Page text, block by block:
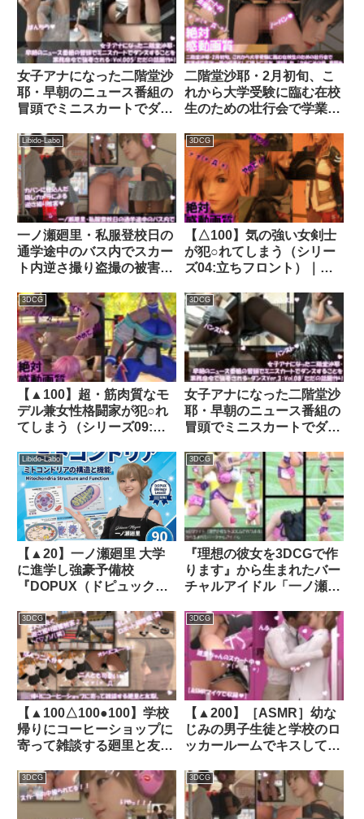
Libido-Labo
女子アナになった二階堂沙
耶・早朝のニュース番組の
冒頭でミニスカートでダン
要される:Vol.005『ただの
話題作りとのことで電源
OFF（のはず）のカメラが
4台、ローアングルから彼
女のスカート内を覗き込む
ように設置されてい
る:PV05_ヒョウ柄フルバ
ックパンティで扇風機風チ
ラ』｜d_684098
二階堂沙耶・2月初旬、こ
れから大学受験に臨む在校
生のための壮行会で学業成
上に立ち、演説した（演説
後に書類を落として拾って
いたところをドスケベ放送
部の暗躍によりスカート内
逆さ撮り盗撮の被害に遭
う:PV10・のーぱんパンテ
ィ履いてない編）｜
d_274722│ Libido-Labo
Libido-Labo
一ノ瀬廻里・私服登校日の
通学途中のバス内でスカー
ト内逆さ撮り盗撮の被害に
バックパンティ）｜
d_733587
3DCG
【△100】気の強い女剣士
が犯○れてしまう（シリー
ズ04:立ちフロント）｜
3DCG
【▲100】超・筋肉質なモ
デル兼女性格闘家が犯○れ
てしまう（シリーズ09:大
Libido-Labo
3DCG
女子アナになった二階堂沙
耶・早朝のニュース番組の
冒頭でミニスカートでダン
要される・ダンス
Ver.3:Vol.08『ただの話題
作りとのことで電源
OFF（のはず）のカメラが
4台、ローアングルから彼
女のスカート内を覗き込む
ように設置されてい
る:PV08_パンスト＋黒色T
バックパンティで扇風機風
Libido-Labo
【▲20】一ノ瀬廻里 大学
に進学し強豪予備校
『DOPUX（ドピュック
物講師に！（Vol.001:ミト
コンドリア）｜d_783444
3DCG
『理想の彼女を3DCGで作
ります』から生まれたバー
チャルアイドル「一ノ瀬廻
陸上競技風写真
集:Uniform_06｜
d_761218
3DCG
【▲100△100●100】学校
帰りにコーヒーショップに
寄って雑談する廻里と友
沙耶までもが盗撮師の餌食
になり、友梨の知人の男子
生徒がその沙耶のパンチラ
3DCG
【▲200】［ASMR］幼な
じみの男子生徒と学校のロ
ッカールームでキスしてい
中）を何者かに盗撮される
（PV07:ゼブラ柄のパンテ
ィー）｜d_321984│
3DCG 3DCG